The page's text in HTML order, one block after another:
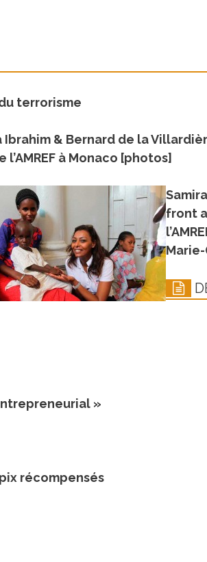
terrorisme
Ibrahim & Bernard de la
l’AMREF à Monaco [photos]
front
»
récompensés